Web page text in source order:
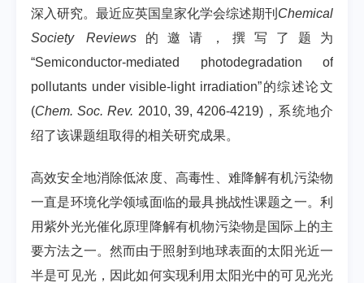
深入研究。最近应英国皇家化学会综述期刊 Chemical
Society Reviews的邀请，撰写了题为
“Semiconductor-mediated photodegradation of
pollutants under visible-light irradiation”的综述论文
(Chem. Soc. Rev. 2010, 39, 4206-4219)，系统地介
绍了该课题组取得的相关研究成果。
高效安全地消除低浓度、高毒性、难降解有机污染物
一直是环境化学领域面临的最具挑战性课题之一。利
用紫外光光催化原理降解有机物污染物是国际上的主
要方法之一。然而由于照射到地球表面的太阳光近一
半是可见光，因此如何实现利用太阳光中的可见光光